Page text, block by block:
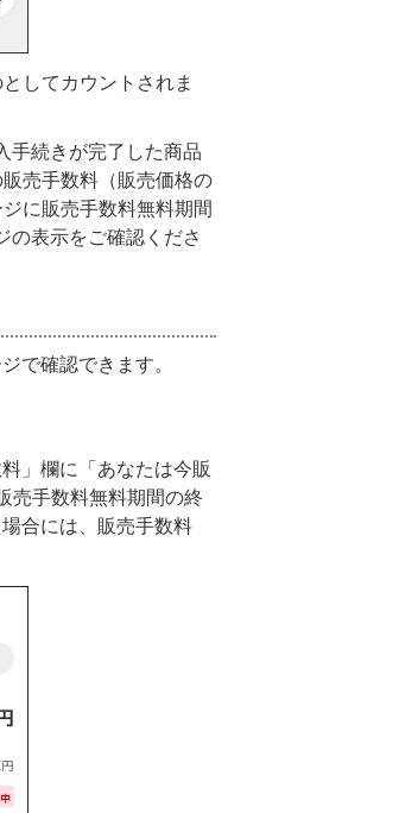
してカウントされま
手続きが完了した商品
売手数料（販売価格の
に販売手数料無料期間
の表示をご確認くださ
で確認できます。
」欄に「あなたは今販
売手数料無料期間の終
合には、販売手数料